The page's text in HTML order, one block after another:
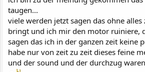
taugen...
viele werden jetzt sagen das ohne
bringt und ich mir den motor ruiniere,
sagen das ich in der ganzen zeit keine
habe nur von zeit zu zeit dieses feine
und der sound und der durchzug